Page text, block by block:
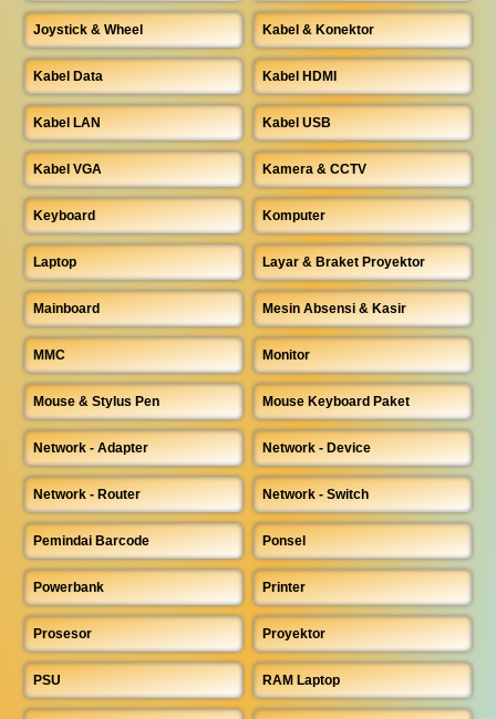
Joystick & Wheel Kabel & Konektor
Kabel Data Kabel HDMI
Kabel LAN Kabel USB
Kabel VGA Kamera & CCTV
Keyboard Komputer
Laptop Layar & Braket Proyektor
Mainboard Mesin Absensi & Kasir
MMC Monitor
Mouse & Stylus Pen Mouse Keyboard Paket
Network - Adapter Network - Device
Network - Router Network - Switch
Pemindai Barcode Ponsel
Powerbank Printer
Prosesor Proyektor
PSU RAM Laptop